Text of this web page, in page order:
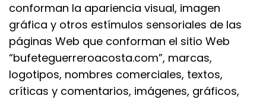
conforman la apariencia visual, imagen
gráfica y otros estímulos sensoriales de las
páginas Web que conforman el sitio Web
“bufeteguerreroacosta.com”, marcas,
logotipos, nombres comerciales, textos,
críticas y comentarios, imágenes, gráficos,